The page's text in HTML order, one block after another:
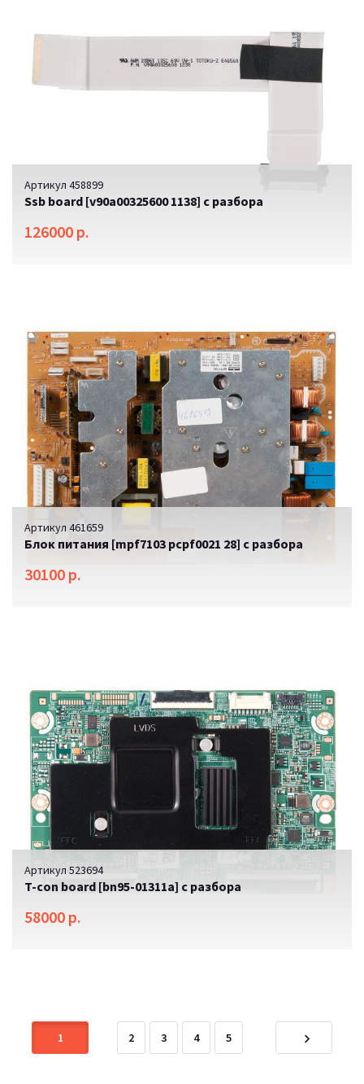
Артикул 458899
Ssb board [v90a00325600 1138] с разбора
126000 р.
Артикул 461659
Блок питания [mpf7103 pcpf0021 28] с разбора
30100 р.
Артикул 523694
T-con board [bn95-01311a] с разбора
58000 р.
1 2 3 4 5